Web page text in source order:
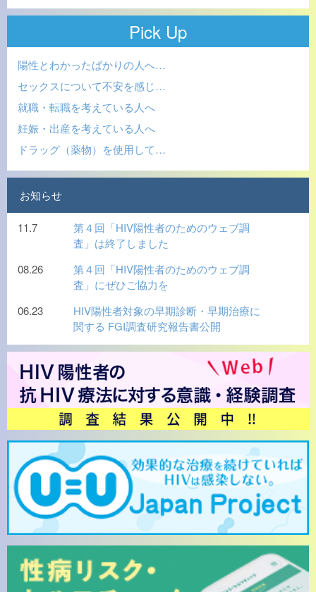
Pick Up
陽性とわかったばかりの人へ…
セックスについて不安を感じ…
就職・転職を考えている人へ
妊娠・出産を考えている人へ
ドラッグ（薬物）を使用して…
お知らせ
11.7
第４回「HIV陽性者のためのウェブ調
査」は終了しました
08.26
第４回「HIV陽性者のためのウェブ調
査」にぜひご協力を
06.23
HIV陽性者対象の早期診断・早期治療に
関する FGI調査研究報告書公開